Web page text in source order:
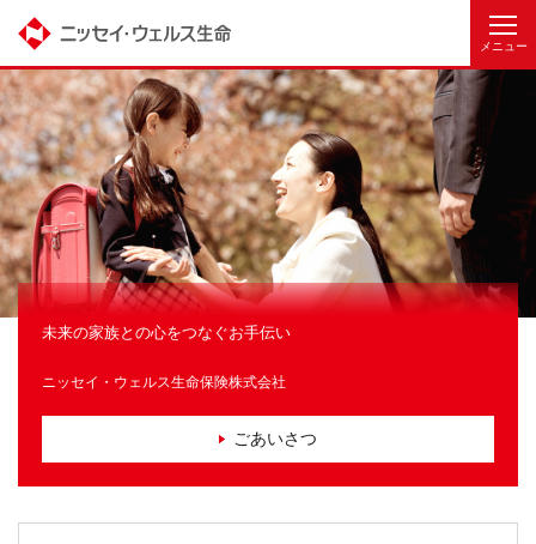
未来の家族との心をつなぐお手伝い
ニッセイ・ウェルス生命保険株式会社
ごあいさつ